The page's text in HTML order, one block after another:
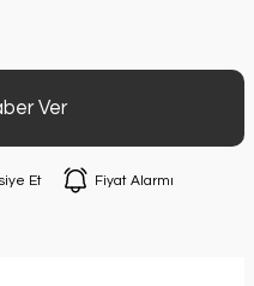
Ver
Et Fiyat Alarmı